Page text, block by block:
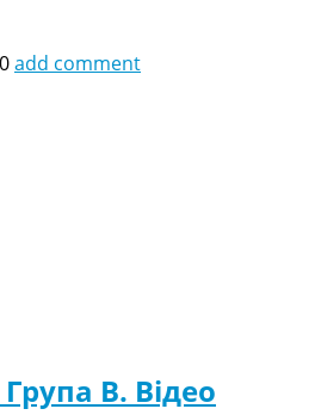
add comment
B. Відео